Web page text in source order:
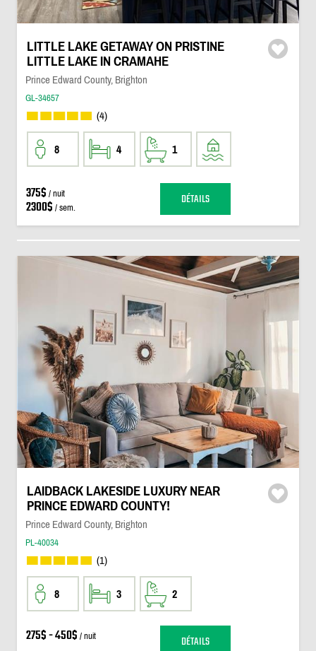
LITTLE LAKE GETAWAY ON PRISTINE
LITTLE LAKE IN CRAMAHE
Prince Edward County, Brighton
GL-34657
(4)
8 4 1
375$ / nuit
2300$ / sem. DÉTAILS
LAIDBACK LAKESIDE LUXURY NEAR
PRINCE EDWARD COUNTY!
Prince Edward County, Brighton
PL-40034
(1)
8 3 2
275$ - 450$ / nuit DÉTAILS